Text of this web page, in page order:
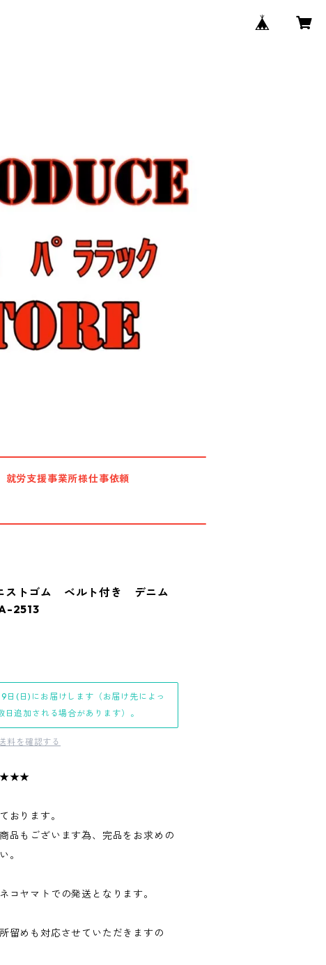
就労支援事業所様仕事依頼
トゴム ベルト付き デニム
2513
日(日)にお届けします（お届け先によっ
日追加される場合があります）。
料を確認する
おります。
品もございます為、完品をお求めの
。
コヤマトでの発送となります。
留めも対応させていただきますの